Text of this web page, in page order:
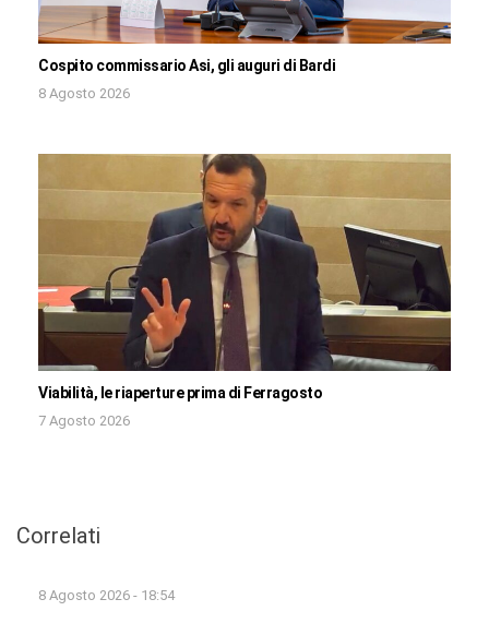
Cospito commissario Asi, gli auguri di Bardi
8 Agosto 2026
Viabilità, le riaperture prima di Ferragosto
7 Agosto 2026
Correlati
8 Agosto 2026 - 18:54